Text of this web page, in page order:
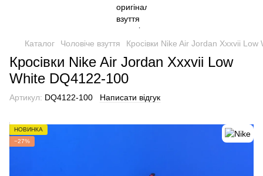
Каталог Чоловіче взуття Кросівки Nike Air Jordan Xxxvii
Кросівки Nike Air Jordan Xxxvii Low
White DQ4122-100
Артикул: DQ4122-100 Написати відгук
НОВИНКА
−27%